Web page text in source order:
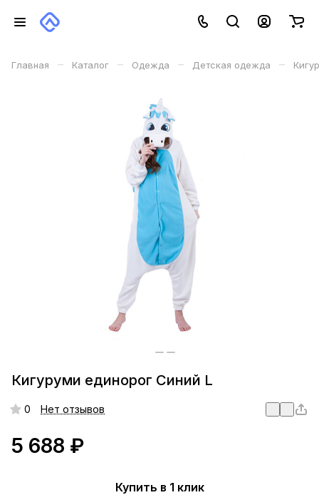
Главная – Каталог – Одежда – Детская одежда –
Кигуруми единорог Синий L
0 Нет отзывов
5 688 ₽
Купить в 1 клик